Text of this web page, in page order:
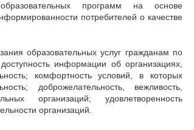
программ на основе
потребителей о качестве
образовательных услуг гражданам по
информации об организациях,
комфортность условий, в которых
доброжелательность, вежливость,
организаций; удовлетворенность
организаций.